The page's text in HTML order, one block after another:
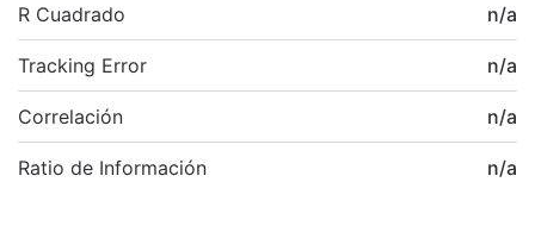
R Cuadrado n/a
Tracking Error n/a
Correlación n/a
Ratio de Información n/a